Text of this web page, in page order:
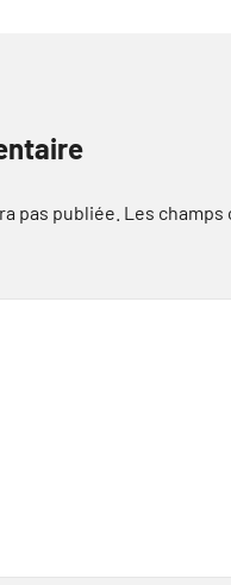
pas publiée. Les